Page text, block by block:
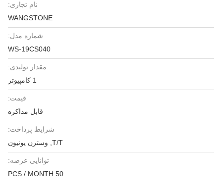
نام تجاری:
WANGSTONE
شماره مدل:
WS-19CS040
مقدار تولیدی:
قیمت:
قابل مذاکره
شرایط پرداخت:
T/T, وسترن یونیون
توانایی عرضه:
50 PCS / MONTH